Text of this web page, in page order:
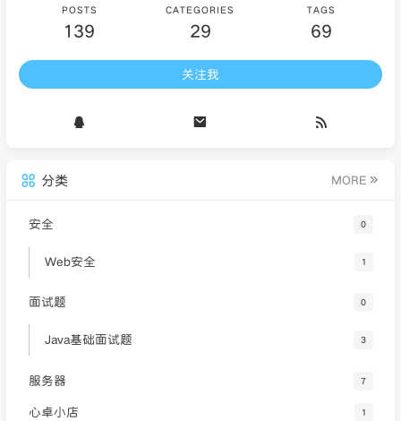
POSTS
139
CATEGORIES
29
TAGS
69
关注我
分类 MORE
安全 0
Web安全 1
面试题 0
Java基础面试题 3
服务器 7
心卓小店 1